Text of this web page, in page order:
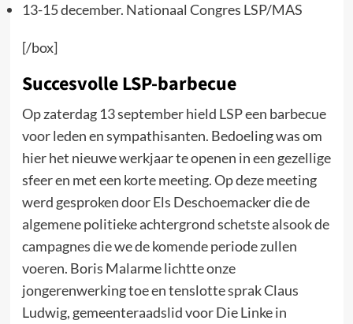
13-15 december. Nationaal Congres LSP/MAS
[/box]
Succesvolle LSP-barbecue
Op zaterdag 13 september hield LSP een barbecue
voor leden en sympathisanten. Bedoeling was om
hier het nieuwe werkjaar te openen in een gezellige
sfeer en met een korte meeting. Op deze meeting
werd gesproken door Els Deschoemacker die de
algemene politieke achtergrond schetste alsook de
campagnes die we de komende periode zullen
voeren. Boris Malarme lichtte onze
jongerenwerking toe en tenslotte sprak Claus
Ludwig, gemeenteraadslid voor Die Linke in